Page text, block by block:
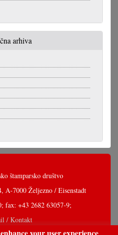
arhiva
štamparsko društvo
A-7000 Željezno / Eisenstadt
fax: +43 2682 63057-9;
/ Kontakt